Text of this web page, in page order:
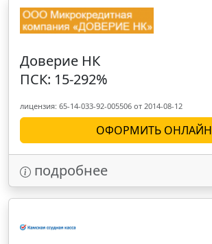
Доверие НК
ПСК: 15-292%
лицензия: 65-14-033-92-005506 от 2014-08-12
ОФОРМИТЬ ОНЛАЙН
подробнее